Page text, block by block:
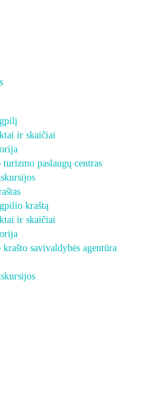
ir skaičiai
paslaugų centras
kraštą
ir skaičiai
savivaldybės agentūra